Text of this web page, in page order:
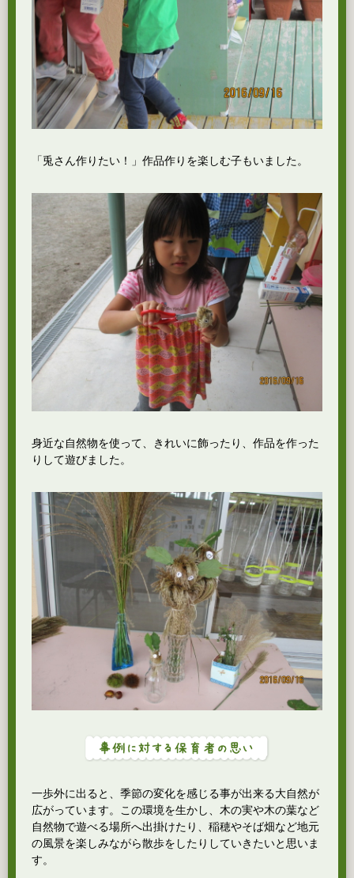
「兎さん作りたい！」作品作りを楽しむ子もいました。
身近な自然物を使って、きれいに飾ったり、作品を作った
りして遊びました。
一歩外に出ると、季節の変化を感じる事が出来る大自然が
広がっています。この環境を生かし、木の実や木の葉など
自然物で遊べる場所へ出掛けたり、稲穂やそば畑など地元
の風景を楽しみながら散歩をしたりしていきたいと思いま
す。